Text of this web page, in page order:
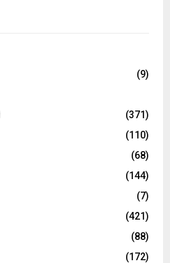
(9)
(371)
(110)
(68)
(144)
(7)
(421)
(88)
(172)